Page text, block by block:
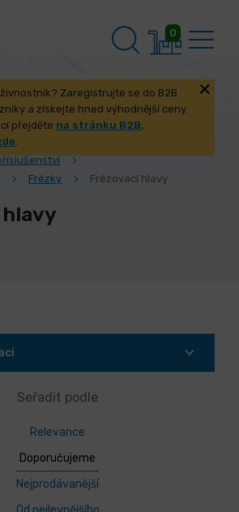
0
Zaregistrujte se do B2B
a získejte hned výhodnější ceny.
přejděte na stránku B2B,
.
Frézky Frézovací hlavy
Seřadit podle
Relevance
Doporučujeme
Nejprodávanější